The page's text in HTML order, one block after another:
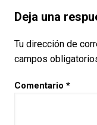
entradas
Deja una
Tu dirección de
campos
Comentario *